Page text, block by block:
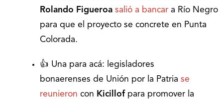
Rolando Figueroa salió a bancar a Río Negro
para que el proyecto se concrete en Punta
Colorada.
👍 Una para acá: legisladores
bonaerenses de Unión por la Patria se
reunieron con Kicillof para promover la